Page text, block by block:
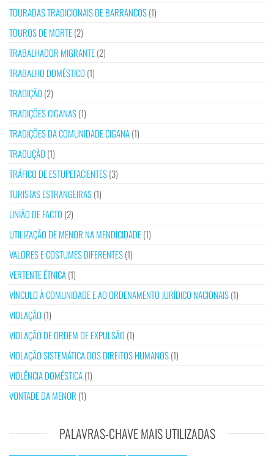
TOURADAS TRADICIONAIS DE BARRANCOS(1)
TOUROS DE MORTE(2)
TRABALHADOR MIGRANTE(2)
TRABALHO DOMÉSTICO (1)
TRADIÇÃO (2)
TRADIÇÕES CIGANAS(1)
TRADIÇÕES DA COMUNIDADE CIGANA(1)
TRADUÇÃO (1)
TRÁFICO DE ESTUPEFACIENTES(3)
TURISTAS ESTRANGEIRAS(1)
UNIÃO DE FACTO (2)
UTILIZAÇÃO DE MENOR NA MENDICIDADE(1)
VALORES E COSTUMES DIFERENTES(1)
VERTENTE ÉTNICA(1)
VÍNCULO À COMUNIDADE E AO ORDENAMENTO JURÍDICO NACIONAIS(1)
VIOLAÇÃO (1)
VIOLAÇÃO DE ORDEM DE EXPULSÃO (1)
VIOLAÇÃO SISTEMÁTICA DOS DIREITOS HUMANOS(1)
VIOLÊNCIA DOMÉSTICA(1)
VONTADE DA MENOR (1)
PALAVRAS-CHAVE MAIS UTILIZADAS